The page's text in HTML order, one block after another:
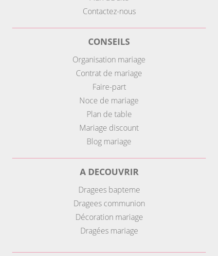
Contactez-nous
CONSEILS
Organisation mariage
Contrat de mariage
Faire-part
Noce de mariage
Plan de table
Mariage discount
Blog mariage
A DECOUVRIR
Dragees bapteme
Dragees communion
Décoration mariage
Dragées mariage